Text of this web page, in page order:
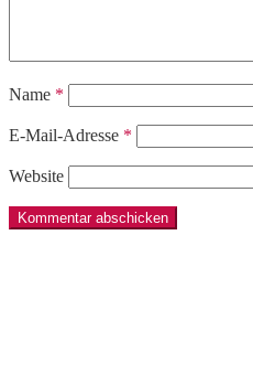
Name *
E-Mail-Adresse *
Website